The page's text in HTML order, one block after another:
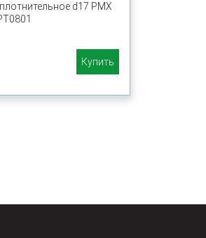
d17 PMX
Купить